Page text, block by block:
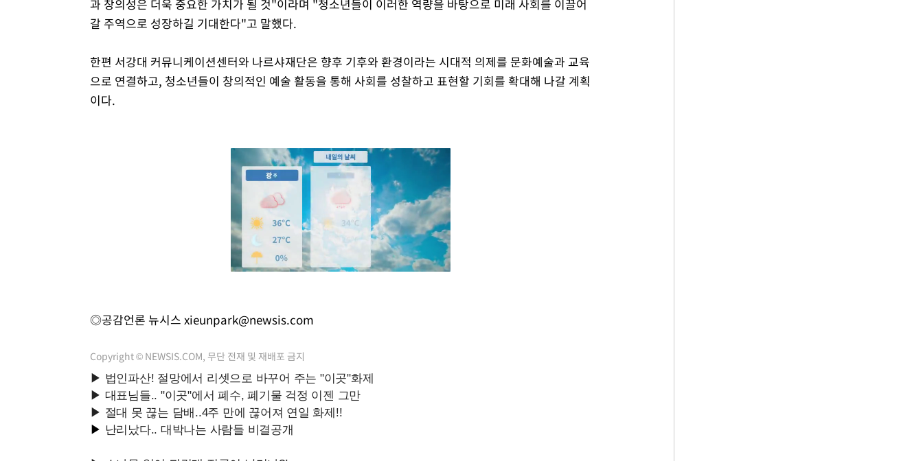
과 창의성은 더욱 중요한 가치가 될 것"이라며 "청소년들이 이러한 역량을 바탕으로 미래 사회를 이끌어
갈 주역으로 성장하길 기대한다"고 말했다.
한편 서강대 커뮤니케이션센터와 나르샤재단은 향후 기후와 환경이라는 시대적 의제를 문화예술과 교육
으로 연결하고, 청소년들이 창의적인 예술 활동을 통해 사회를 성찰하고 표현할 기회를 확대해 나갈 계획
이다.
◎공감언론 뉴시스 xieunpark@newsis.com
Copyright © NEWSIS.COM, 무단 전재 및 재배포 금지